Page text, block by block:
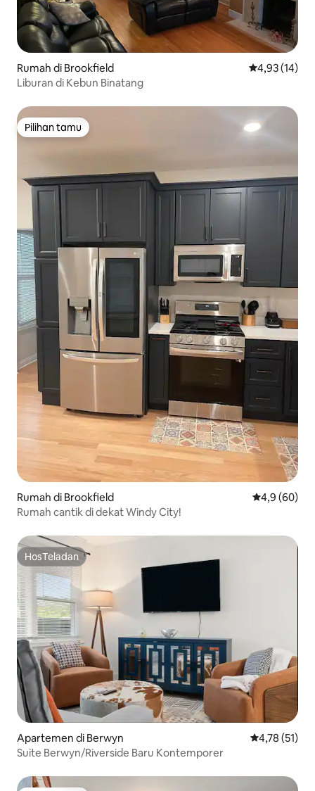
Rumah di Brookfield Nilai rata-rata
4,93 (14)
Liburan di Kebun Binatang
Pilihan tamu
Pilihan tamu
Rumah di Brookfield Nilai rata-
4,9 (60)
Rumah cantik di dekat Windy City!
HosTeladan
HosTeladan
Apartemen di Berwyn Nilai rata-
4,78 (51)
Suite Berwyn/Riverside Baru Kontemporer